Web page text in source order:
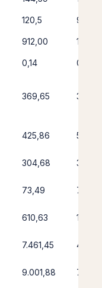
120,5 96,2
912,00
0,14 0,11
369,65
425,86 599,18
304,68 307,32
73,49 77,02
610,63
7.461,45
9.001,88